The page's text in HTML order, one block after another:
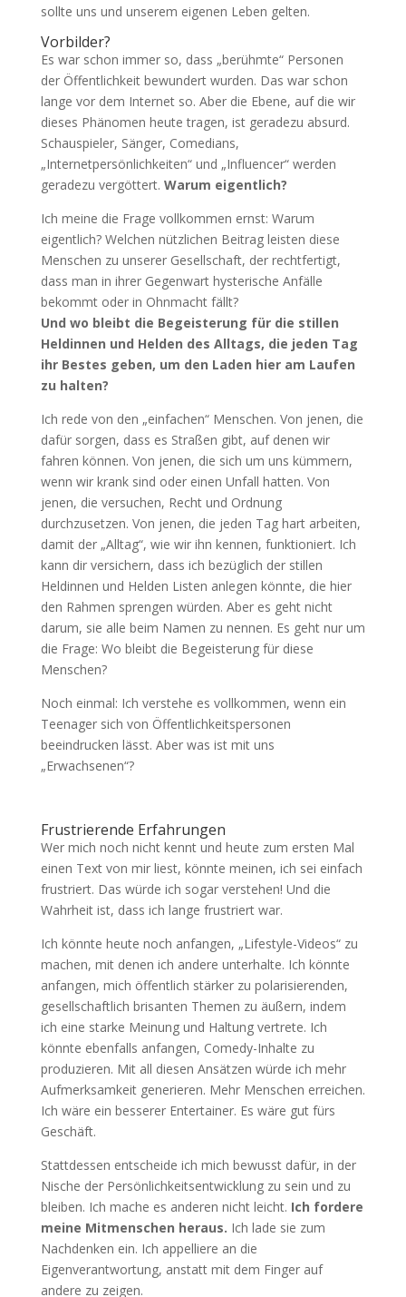
sollte uns und unserem eigenen Leben gelten.
Vorbilder?
Es war schon immer so, dass „berühmte“ Personen
der Öffentlichkeit bewundert wurden. Das war schon
lange vor dem Internet so. Aber die Ebene, auf die wir
dieses Phänomen heute tragen, ist geradezu absurd.
Schauspieler, Sänger, Comedians,
„Internetpersönlichkeiten“ und „Influencer“ werden
geradezu vergöttert. Warum eigentlich?
Ich meine die Frage vollkommen ernst: Warum
eigentlich? Welchen nützlichen Beitrag leisten diese
Menschen zu unserer Gesellschaft, der rechtfertigt,
dass man in ihrer Gegenwart hysterische Anfälle
bekommt oder in Ohnmacht fällt?
Und wo bleibt die Begeisterung für die stillen
Heldinnen und Helden des Alltags, die jeden Tag
ihr Bestes geben, um den Laden hier am Laufen
zu halten?
Ich rede von den „einfachen“ Menschen. Von jenen, die
dafür sorgen, dass es Straßen gibt, auf denen wir
fahren können. Von jenen, die sich um uns kümmern,
wenn wir krank sind oder einen Unfall hatten. Von
jenen, die versuchen, Recht und Ordnung
durchzusetzen. Von jenen, die jeden Tag hart arbeiten,
damit der „Alltag“, wie wir ihn kennen, funktioniert. Ich
kann dir versichern, dass ich bezüglich der stillen
Heldinnen und Helden Listen anlegen könnte, die hier
den Rahmen sprengen würden. Aber es geht nicht
darum, sie alle beim Namen zu nennen. Es geht nur um
die Frage: Wo bleibt die Begeisterung für diese
Menschen?
Noch einmal: Ich verstehe es vollkommen, wenn ein
Teenager sich von Öffentlichkeitspersonen
beeindrucken lässt. Aber was ist mit uns
„Erwachsenen“?
Frustrierende Erfahrungen
Wer mich noch nicht kennt und heute zum ersten Mal
einen Text von mir liest, könnte meinen, ich sei einfach
frustriert. Das würde ich sogar verstehen! Und die
Wahrheit ist, dass ich lange frustriert war.
Ich könnte heute noch anfangen, „Lifestyle-Videos“ zu
machen, mit denen ich andere unterhalte. Ich könnte
anfangen, mich öffentlich stärker zu polarisierenden,
gesellschaftlich brisanten Themen zu äußern, indem
ich eine starke Meinung und Haltung vertrete. Ich
könnte ebenfalls anfangen, Comedy-Inhalte zu
produzieren. Mit all diesen Ansätzen würde ich mehr
Aufmerksamkeit generieren. Mehr Menschen erreichen.
Ich wäre ein besserer Entertainer. Es wäre gut fürs
Geschäft.
Stattdessen entscheide ich mich bewusst dafür, in der
Nische der Persönlichkeitsentwicklung zu sein und zu
bleiben. Ich mache es anderen nicht leicht. Ich fordere
meine Mitmenschen heraus. Ich lade sie zum
Nachdenken ein. Ich appelliere an die
Eigenverantwortung, anstatt mit dem Finger auf
andere zu zeigen.